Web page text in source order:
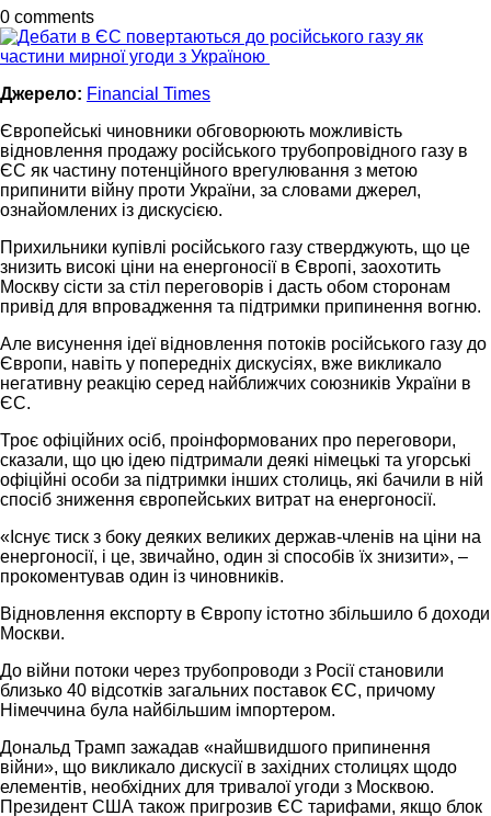
0 comments
Джерело: Financial Times
Європейські чиновники обговорюють можливість
відновлення продажу російського трубопровідного газу в
ЄС як частину потенційного врегулювання з метою
припинити війну проти України, за словами джерел,
ознайомлених із дискусією.
Прихильники купівлі російського газу стверджують, що це
знизить високі ціни на енергоносії в Європі, заохотить
Москву сісти за стіл переговорів і дасть обом сторонам
привід для впровадження та підтримки припинення вогню.
Але висунення ідеї відновлення потоків російського газу до
Європи, навіть у попередніх дискусіях, вже викликало
негативну реакцію серед найближчих союзників України в
ЄС.
Троє офіційних осіб, проінформованих про переговори,
сказали, що цю ідею підтримали деякі німецькі та угорські
офіційні особи за підтримки інших столиць, які бачили в ній
спосіб зниження європейських витрат на енергоносії.
«Існує тиск з боку деяких великих держав-членів на ціни на
енергоносії, і це, звичайно, один зі способів їх знизити», –
прокоментував один із чиновників.
Відновлення експорту в Європу істотно збільшило б доходи
Москви.
До війни потоки через трубопроводи з Росії становили
близько 40 відсотків загальних поставок ЄС, причому
Німеччина була найбільшим імпортером.
Дональд Трамп зажадав «найшвидшого припинення
війни», що викликало дискусії в західних столицях щодо
елементів, необхідних для тривалої угоди з Москвою.
Президент США також пригрозив ЄС тарифами, якщо блок